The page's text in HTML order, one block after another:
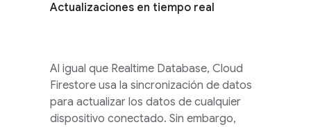
Actualizaciones en tiempo real
Al igual que Realtime Database, Cloud
Firestore usa la sincronización de datos
para actualizar los datos de cualquier
dispositivo conectado. Sin embargo,